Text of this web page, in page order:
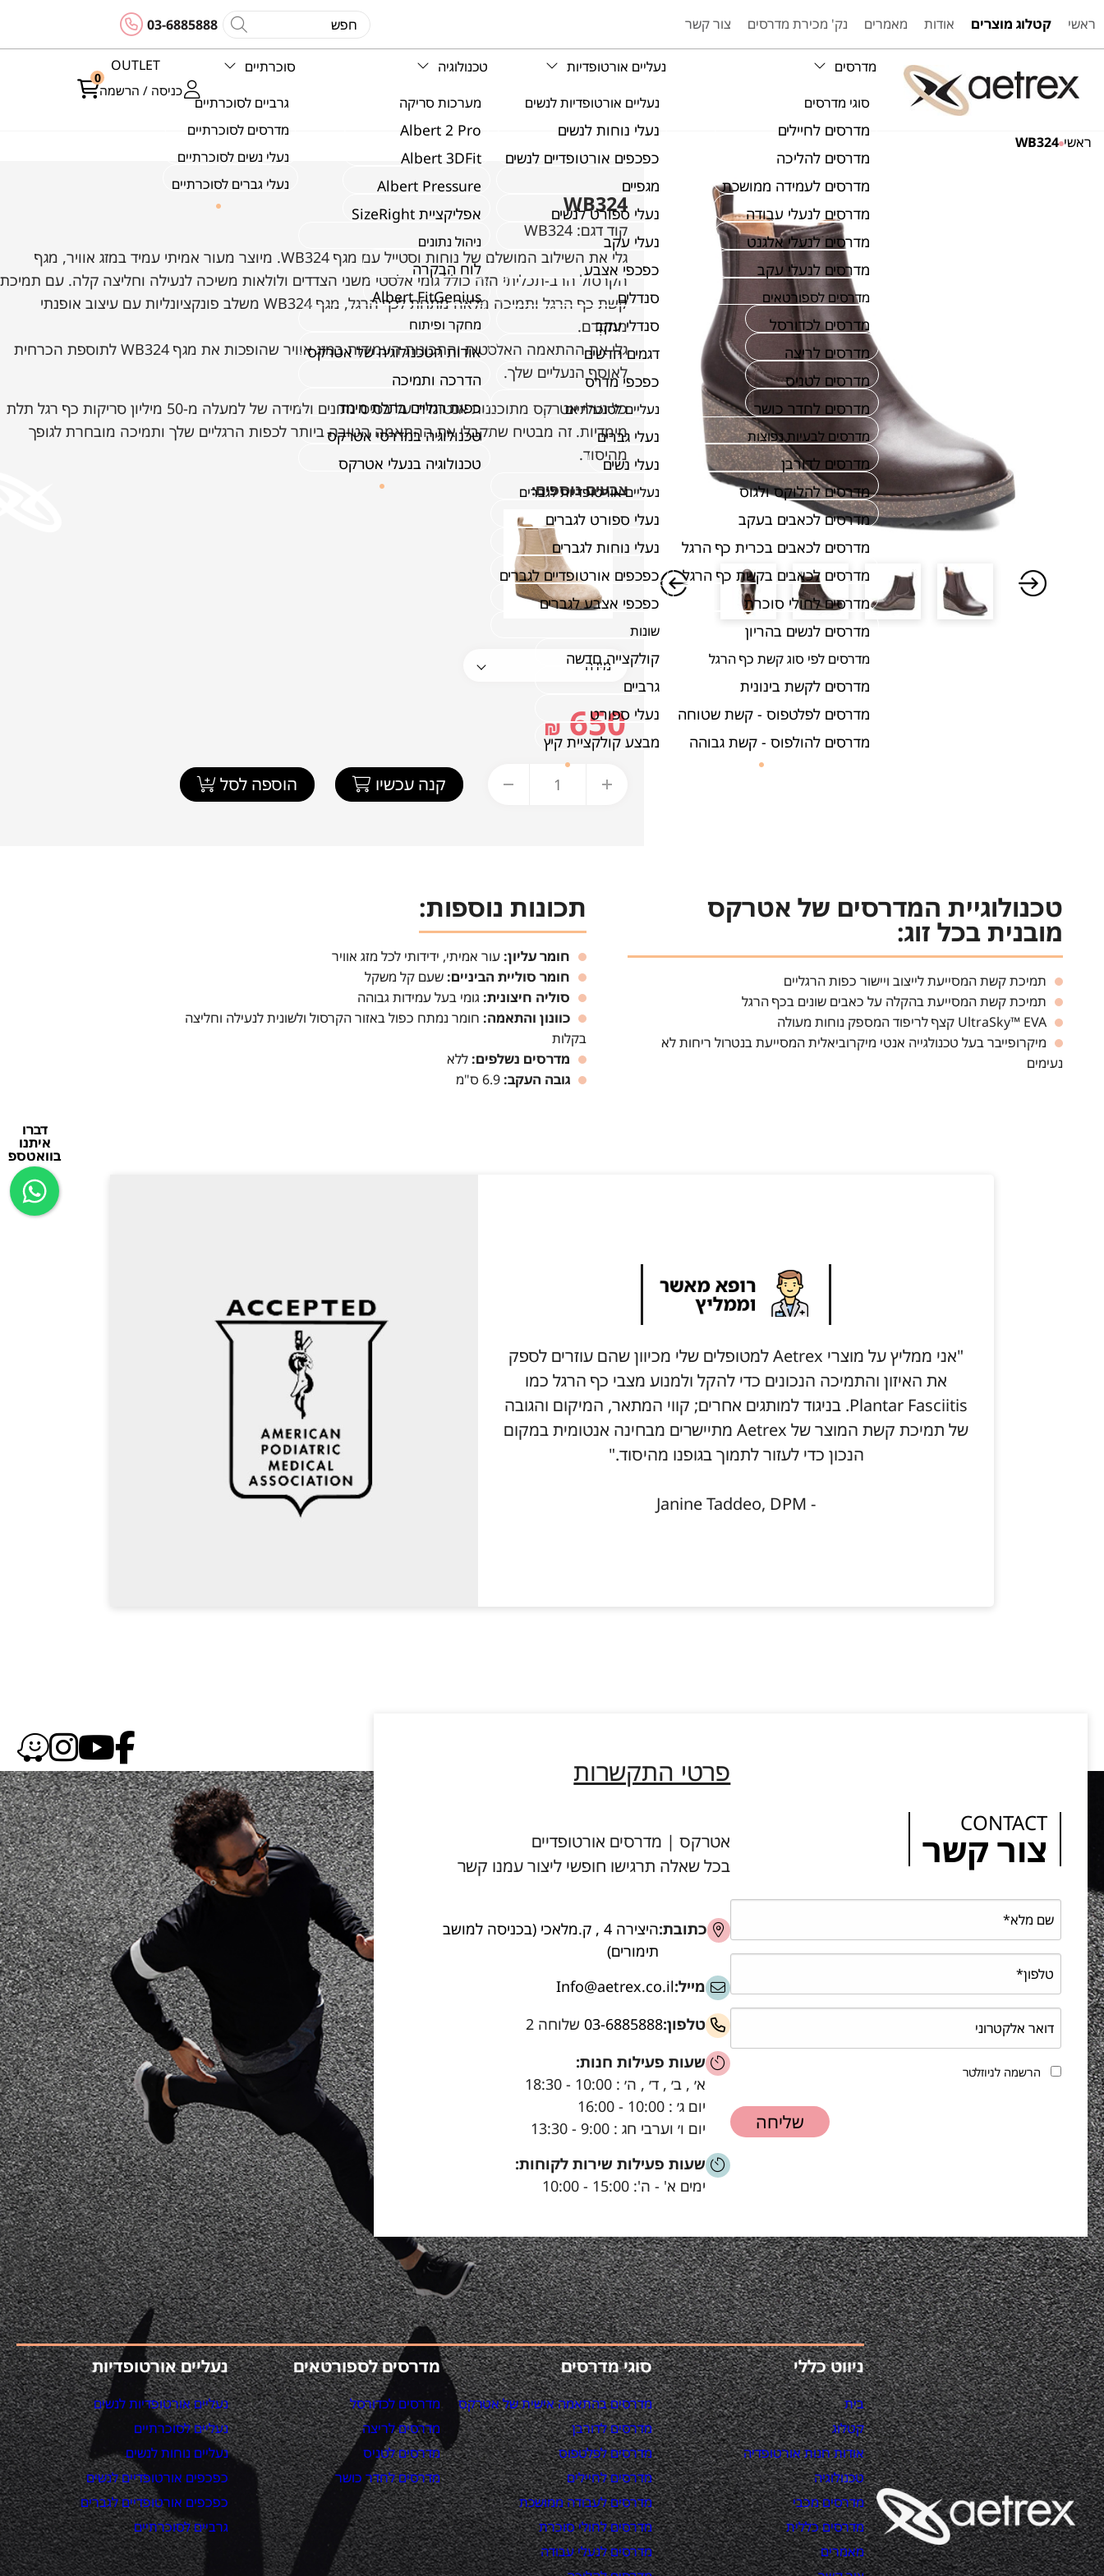
דברו
איתנו
בוואטספ
ראשי קטלוג מוצרים אודות מאמרים נק' מכירת מדרסים צור קשר 03-6885888
מדרסים
סוגי מדרסים
מדרסים לחיילים
מדרסים להליכה
מדרסים לעמידה ממושכת
מדרסים לנעלי עבודה
מדרסים לנעלי אלגנט
מדרסים לנעלי עקב
מדרסים לספורטאים
מדרסים לכדורסל
מדרסים לריצה
מדרסים לטניס
מדרסים לחדר כושר
מדרסים לבעיות נפוצות
מדרסים לדורבן
מדרסים להלוקס ולגוס
מדרסים לכאבים בעקב
מדרסים לכאבים בכרית כף הרגל
מדרסים לכאבים בקשת כף הרגל
מדרסים לחולי סוכרת
מדרסים לנשים בהריון
מדרסים לפי סוג קשת כף הרגל
מדרסים לקשת בינונית
מדרסים לפלטפוס - קשת שטוחה
מדרסים להולפוס - קשת גבוהה
נעליים אורטופדיות
נעליים אורטופדיות לנשים
נעלי נוחות לנשים
כפכפים אורטופדיים לנשים
מגפיים
נעלי ספורט לנשים
נעלי עקב
כפכפי אצבע
סנדלים
סנדלי עקב
דגמים חדשים
כפכפי מדרס
נעליים לסוכרתיים
נעלי גברים
נעלי נשים
נעליים אורטופדיות לגברים
נעלי ספורט לגברים
נעלי נוחות לגברים
כפכפים אורטופדיים לגברים
כפכפי אצבע לגברים
שונות
קולקצייה חדשה
גרביים
נעלי ספורט
מבצע קולקציית קיץ
טכנולוגיה
מערכות סריקה
Albert 2 Pro
Albert 3DFit
Albert Pressure
אפליקציית SizeRight
ניהול נתונים
לוח הבקרה
Albert FitGenius
מחקר ופיתוח
אודות הטכנולוגיה של אטרקס
הדרכה ותמיכה
כפות רגליים בתלת מימד
טכנולוגיה במדרסי אטרקס
טכנולוגיה בנעלי אטרקס
סוכרתיים
גרביים לסוכרתיים
מדרסים לסוכרתיים
נעלי נשים לסוכרתיים
נעלי גברים לסוכרתיים
OUTLET
כניסה / הרשמה
0
ראשי WB324
WB324
קוד דגם: WB324
גלי את השילוב המושלם של נוחות וסטייל עם מגף WB324. מיוצר מעור אמיתי עמיד במזג אוויר, מגף
הקרסול הרב-תכליתי הזה כולל גומי אלסטי משני הצדדים ולולאות משיכה לנעילה וחליצה קלה. עם תמיכת
קשת כף הרגל ותמיכה מלאה מתחת לכף הרגל, מגף WB324 משלב פונקציונליות עם עיצוב אופנתי
מתקדם.
גלי את ההתאמה האלסטית והתכונות העמידות במזג אוויר שהופכות את מגף WB324 לתוספת הכרחית
לאוסף הנעליים שלך.
כל נעלי אטרקס מתוכננות אנטומית על בסיס נתונים ולמידה של למעלה מ-50 מיליון סריקות כף רגל תלת
מימדיות. זה מבטיח שתקבלי את ההתאמה הטובה ביותר לכפות הרגליים שלך ותמיכה מובחרת לגופך
מהיסוד.
צבעים נוספים:
650
₪
קנה עכשיו הוספה לסל
טכנולוגיית המדרסים של אטרקס
מובנית בכל זוג:
תמיכת קשת המסייעת לייצוב ויישור כפות הרגליים
תמיכת קשת המסייעת בהקלה על כאבים שונים בכף הרגל
UltraSky™ EVA קצף לריפוד המספק נוחות מעולה
מיקרופייבר בעל טכנולגייה אנטי מיקרוביאלית המסייעת בנטרול ריחות לא
נעימים
תכונות נוספות:
חומר עליון: עור אמיתי, ידידותי לכל מזג אוויר
חומר סוליית הביניים: שעם קל משקל
סוליה חיצונית: גומי בעל עמידות גבוהה
כוונון והתאמה: חומר נמתח כפול באזור הקרסול ולשונית לנעילה וחליצה
בקלות
מדרסים נשלפים: ללא
גובה העקב:
"אני ממליץ על מוצרי Aetrex למטופלים שלי מכיוון שהם עוזרים לספק
את האיזון והתמיכה הנכונים כדי להקל ולמנוע מצבי כף הרגל כמו
Plantar Fasciitis. בניגוד למותגים אחרים; קווי המתאר, המיקום והגובה
של תמיכת קשת המוצר של Aetrex מתיישרים מבחינה אנטומית במקום
הנכון כדי לעזור לתמוך בגופנו מהיסוד."
- Janine Taddeo, DPM
CONTACT
צור קשר
הרשמה לניוזלטר
פרטי התקשרות
אטרקס | מדרסים אורטופדיים
בכל שאלה תרגישו חופשי ליצור עמנו קשר
כתובת:
היצירה 4 , ק.מלאכי (בכניסה למושב
תימורים)
מייל:Info@aetrex.co.il
טלפון:03-6885888שלוחה 2
שעות פעילות חנות:
א׳ , ב׳ , ד׳ , ה׳ : 10:00 - 18:30
יום ג׳ : 10:00 - 16:00
יום ו׳ וערבי חג : 9:00 - 13:30
שעות פעילות שירות לקוחות:
ימים א' - ה': 15:00 - 10:00
ניווט כללי
בית
קטלוג
אודות חנות אורטופדיה
טכנולוגיה
מדרסים מכבי
מדרסים כללית
מאמרים
סוגי מדרסים
מדרסים בהתאמה אישית של אטרקס
מדרסים לדורבן
מדרסים לפלטפוס
מדרסים לחיילים
מדרסים לעבודה ממושכת
מדרסים לחולי סוכרת
מדרסים לנעלי עבודה
מדרסים לספורטאים
מדרסים לכדורסל
מדרסים לריצה
מדרסים לטניס
מדרסים לחדר כושר
נעליים אורטופדיות
נעליים אורטופדיות לנשים
נעליים לסוכרתיים
נעליים נוחות לנשים
כפכפים אורטופדיים לנשים
כפכפים אורטופדיים לגברים
גרביים לסוכרתיים